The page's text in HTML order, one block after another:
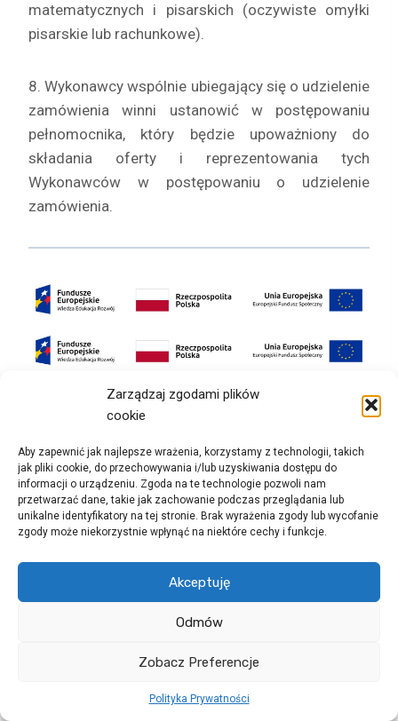
Zarządzaj zgodami plików
cookie
Aby zapewnić jak najlepsze wrażenia, korzystamy z technologii, takich
jak pliki cookie, do przechowywania i/lub uzyskiwania dostępu do
informacji o urządzeniu. Zgoda na te technologie pozwoli nam
przetwarzać dane, takie jak zachowanie podczas przeglądania lub
unikalne identyfikatory na tej stronie. Brak wyrażenia zgody lub wycofanie
zgody może niekorzystnie wpłynąć na niektóre cechy i funkcje.
Akceptuję
Odmów
Zobacz Preferencje
Polityka Prywatności
matematycznych i pisarskich (oczywiste omyłki
pisarskie lub rachunkowe).
8. Wykonawcy wspólnie ubiegający się o udzielenie
zamówienia winni ustanowić w postępowaniu
pełnomocnika, który będzie upoważniony do
składania oferty i reprezentowania tych
Wykonawców w postępowaniu o udzielenie
zamówienia.
załącznik nr 1
załącznik nr 2
załącznik nr 3
zalacznik nr 4
Nawigacja
POPRZEDNI
świadczenia usług
NASTĘPNY
świadczenia usług